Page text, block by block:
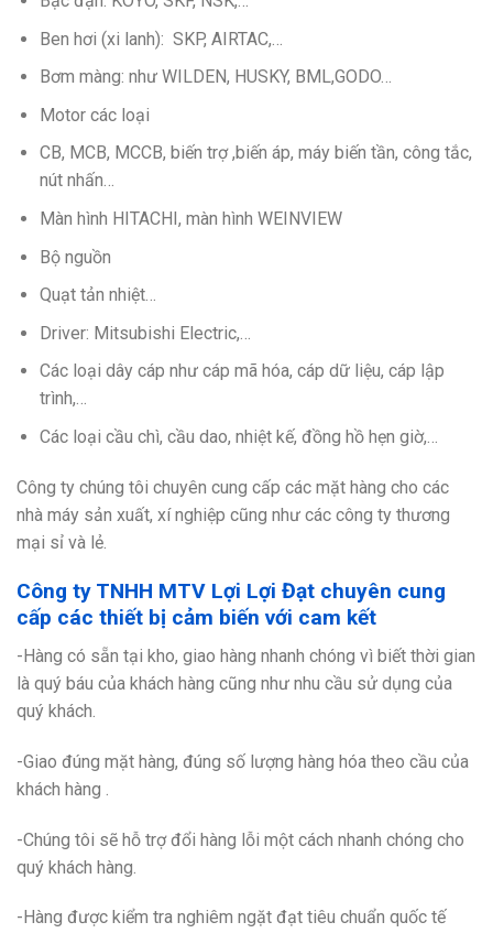
Ben hơi (xi lanh): SKP, AIRTAC,…
Bơm màng: như WILDEN, HUSKY, BML,GODO…
Motor các loại
CB, MCB, MCCB, biến trợ ,biến áp, máy biến tần, công tắc,
nút nhấn…
Màn hình HITACHI, màn hình WEINVIEW
Bộ nguồn
Quạt tản nhiệt…
Driver: Mitsubishi Electric,…
Các loại dây cáp như cáp mã hóa, cáp dữ liệu, cáp lập
trình,…
Các loại cầu chì, cầu dao, nhiệt kế, đồng hồ hẹn giờ,…
Công ty chúng tôi chuyên cung cấp các mặt hàng cho các
nhà máy sản xuất, xí nghiệp cũng như các công ty thương
mại sỉ và lẻ.
Công ty TNHH MTV Lợi Lợi Đạt chuyên cung
cấp các thiết bị cảm biến với cam kết
-Hàng có sẵn tại kho, giao hàng nhanh chóng vì biết thời gian
là quý báu của khách hàng cũng như nhu cầu sử dụng của
quý khách.
-Giao đúng mặt hàng, đúng số lượng hàng hóa theo cầu của
khách hàng .
-Chúng tôi sẽ hỗ trợ đổi hàng lỗi một cách nhanh chóng cho
quý khách hàng.
-Hàng được kiểm tra nghiêm ngặt đạt tiêu chuẩn quốc tế